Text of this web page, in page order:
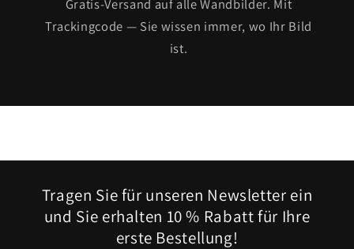
Gratis-Versand auf alle Wandbilder. Mit
Trackingcode — Sie wissen immer, wo Ihr Bild
ist.
Tragen Sie für unseren Newsletter ein
und Sie erhalten 10 % Rabatt für Ihre
erste Bestellung!